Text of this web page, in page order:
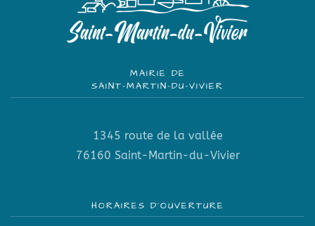
MAIRIE DE
SAINT-MARTIN-DU-VIVIER
1345 route de la vallée
76160 Saint-Martin-du-Vivier
HORAIRES D’OUVERTURE